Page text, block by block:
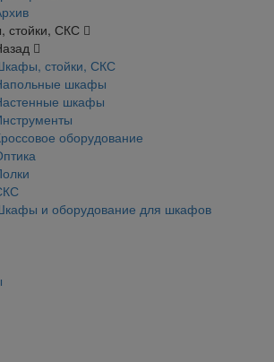
стойки, СКС
стойки, СКС
шкафы
шкафы
оборудование
и оборудование для шкафов